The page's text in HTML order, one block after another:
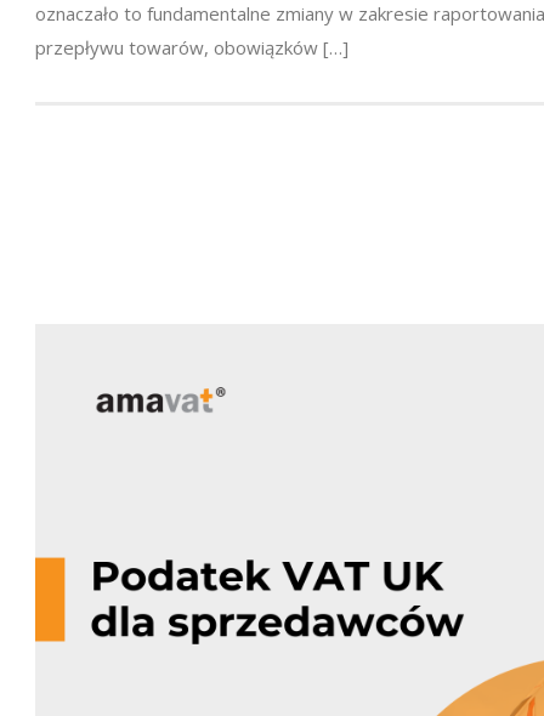
oznaczało to fundamentalne zmiany w zakresie raportowania
przepływu towarów, obowiązków […]